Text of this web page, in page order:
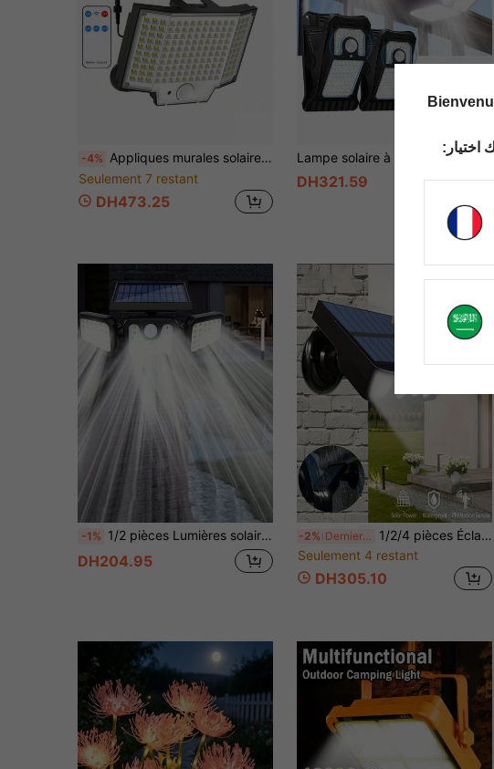
-4% Appliques murales solaires extérieures à détecteur de mouvement, projecteur solaire étanche à 160 LED avec télécommande, 3 modes d'éclairage pour la sécurité nocturne, lampe murale durable et résistante pour cour, jardin, garage, allée, chemin, terrain de sport, clôture, porche.
Seulement 7 restant
DH473.25
Lampe solaire à clip pour l'extérieur, lampe solaire à détecteur de mouvement étanche, lampe extérieure à clip avec détecteur de mouvement, lampe de solaire. 3 modes d'éclairage, 3 méthodes d'installation, convient pour l'extérieur, la terrasse, la clôture, le camping, le mur, le garage, le parasol de terrasse
DH321.59
-1% 1/2 pièces Lumières solaires extérieures avec 3 têtes, détecteur de mouvement + système de contrôle d'éclairage intelligent, 74 ampoules LED haute luminosité, 3 niveaux de luminosité réglables, couverture d'éclairage à angle de 270°, matériau résistant aux intempéries ABS+PC, batterie Li-Ion rechargeable 18650 intégrée + panneau solaire, convient pour la cour, le terrain de sport, le terrain de jeux, l'hôtel, le jardin
DH204.95
-2% Derniers 2 jours
1/2/4 pièces Éclairage solaire extérieur avec capteur de mouvement haute sensibilité, 3 modes d'éclairage, portée d'éclairage de 120°, éclairage de de surveillance simulé pour cour, lampe de nuit LED lumineuse, boîtier noir avec éclairage blanc, support de montage amovible pour une installation facile | Conception du boîtier en plastique durable | Capacité de charge solaire | 3 modes d'éclairage | Alimenté par batterie lithium rechargeable
Seulement 4 restant
DH305.10
اختيار: